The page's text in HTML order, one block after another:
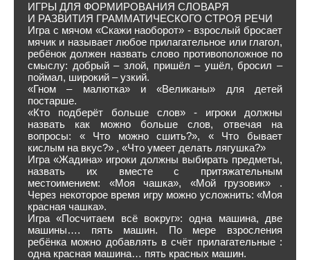
ИГРЫ ДЛЯ ФОРМИРОВАНИЯ СЛОВАРЯ
И РАЗВИТИЯ ГРАММАТИЧЕСКОГО СТРОЯ РЕЧИ
Игра с мячом «Скажи наоборот» - взрослый бросает
мячик и называет любое прилагательное или глагол,
ребёнок должен назвать слово противоположное по
смыслу: добрый – злой, пришёл – ушёл, бросил –
поймал, широкий – узкий.
«Гном – малютка» и «Великаны» для детей
постарше.
«Кто подберёт больше слов» - игроки должны
назвать как можно больше слов, отвечая на
вопросы: « Что можно сшить?», « Что бывает
кислым на вкус?» , «Что умеет делать лягушка?»
Игра «Жадина» игроки должны выбирать предметы,
назвать их вместе с притяжательным
местоимением: «Моя чашка», «Мой грузовик» .
Через некоторое время игру можно усложнить: «Моя
красная чашка».
Игра «Посчитаем всё вокруг»: одна машина, две
машины…. пять машин. По мере взросления
ребёнка можно добавлять в счёт прилагательные :
одна красная машина… пять красных машин.